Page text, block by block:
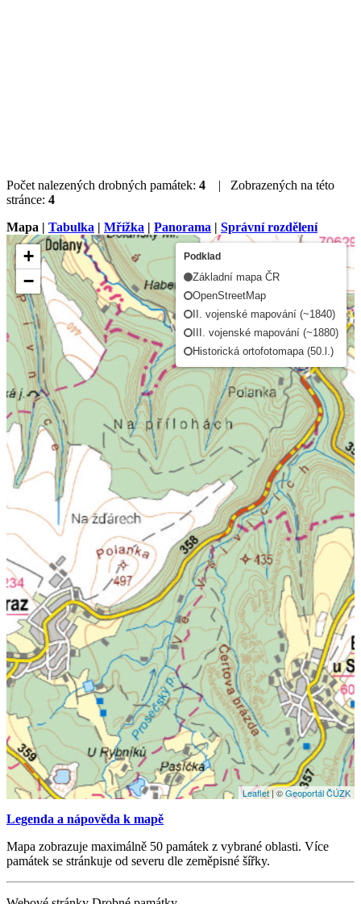
Počet nalezených drobných památek: 4
| Zobrazených na této
stránce: 4
Mapa | Tabulka | Mřížka | Panorama | Správní rozdělení
+
−
Leaflet| ©Geoportál ČÚZK
Podklad
Základní mapa ČR
OpenStreetMap
II. vojenské mapování (~1840)
III. vojenské mapování (~1880)
Historická ortofotomapa (50.l.)
Legenda a nápověda k mapě
Mapa zobrazuje maximálně 50 památek z vybrané oblasti. Více
památek se stránkuje od severu dle zeměpisné šířky.